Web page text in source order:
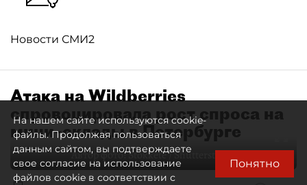
Новости СМИ2
Атака на Wildberries
спровоцировала рост спроса на
мини–склады в Петербурге
Автор фото:Stokkete / Shutterstock / FOTODOM
На нашем сайте используются cookie-
файлы. Продолжая пользоваться
данным сайтом, вы подтверждаете
свое согласие на использование
файлов cookie в соответствии с
Понятно